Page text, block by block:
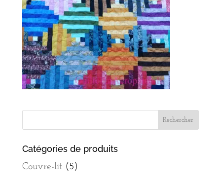
Catégories de produits
Couvre-lit (5)